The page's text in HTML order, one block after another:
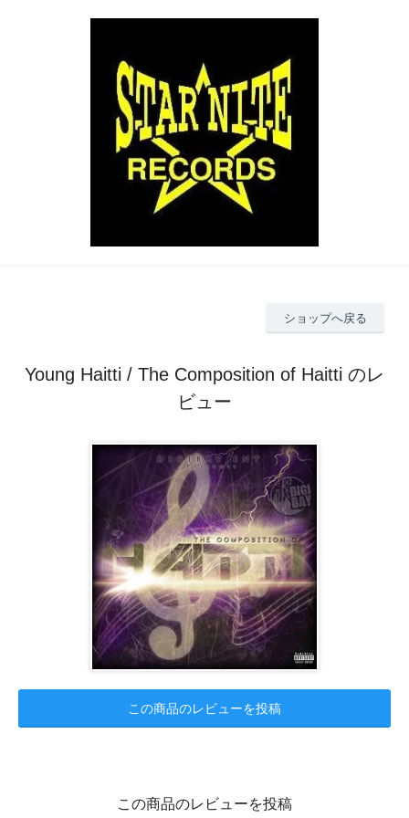
ショップへ戻る
Young Haitti / The Composition of Haitti のレ
ビュー
この商品のレビューを投稿
この商品のレビューを投稿